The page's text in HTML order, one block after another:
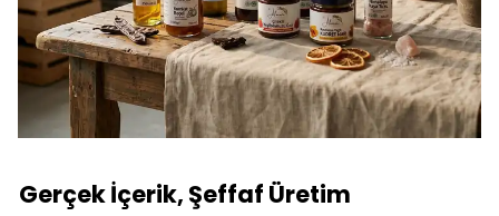
Gerçek İçerik, Şeffaf Üretim